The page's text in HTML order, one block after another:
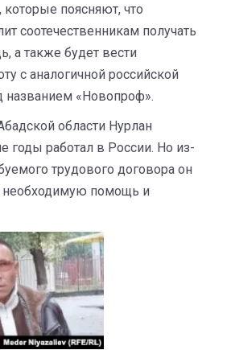
поясняют, что
соотечественникам получать
а также будет вести
с аналогичной российской
названием «Новопроф».
области Нурлан
годы работал в России. Но из-
трудового договора он
необходимую помощь и